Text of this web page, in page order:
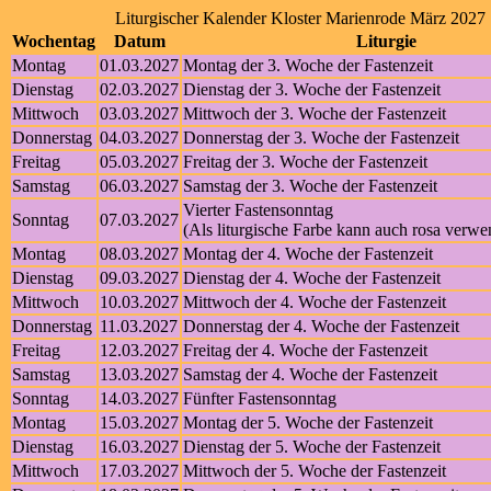
Liturgischer Kalender Kloster Marienrode März 2027
Wochentag
Datum
Liturgie
Montag
01.03.2027 Montag der 3. Woche der Fastenzeit
Dienstag
02.03.2027 Dienstag der 3. Woche der Fastenzeit
Mittwoch
03.03.2027 Mittwoch der 3. Woche der Fastenzeit
Donnerstag 04.03.2027 Donnerstag der 3. Woche der Fastenzeit
Freitag
05.03.2027 Freitag der 3. Woche der Fastenzeit
Samstag
06.03.2027 Samstag der 3. Woche der Fastenzeit
Sonntag
07.03.2027
Vierter Fastensonntag
(Als liturgische Farbe kann auch rosa
Montag
08.03.2027 Montag der 4. Woche der Fastenzeit
Dienstag
09.03.2027 Dienstag der 4. Woche der Fastenzeit
Mittwoch
10.03.2027 Mittwoch der 4. Woche der Fastenzeit
Donnerstag 11.03.2027 Donnerstag der 4. Woche der Fastenzeit
Freitag
12.03.2027 Freitag der 4. Woche der Fastenzeit
Samstag
13.03.2027 Samstag der 4. Woche der Fastenzeit
Sonntag
14.03.2027 Fünfter Fastensonntag
Montag
15.03.2027 Montag der 5. Woche der Fastenzeit
Dienstag
16.03.2027 Dienstag der 5. Woche der Fastenzeit
Mittwoch
17.03.2027 Mittwoch der 5. Woche der Fastenzeit